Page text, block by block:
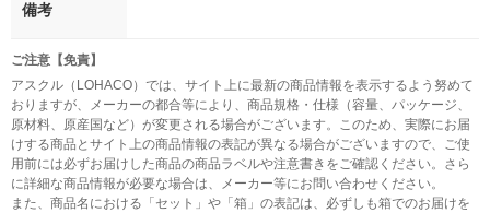
備考
ご注意【免責】
アスクル（LOHACO）では、サイト上に最新の商品情報を表示するよう努めて
おりますが、メーカーの都合等により、商品規格・仕様（容量、パッケージ、
原材料、原産国など）が変更される場合がございます。このため、実際にお届
けする商品とサイト上の商品情報の表記が異なる場合がございますので、ご使
用前には必ずお届けした商品の商品ラベルや注意書きをご確認ください。さら
に詳細な商品情報が必要な場合は、メーカー等にお問い合わせください。
また、商品名における「セット」や「箱」の表記は、必ずしも箱でのお届けを